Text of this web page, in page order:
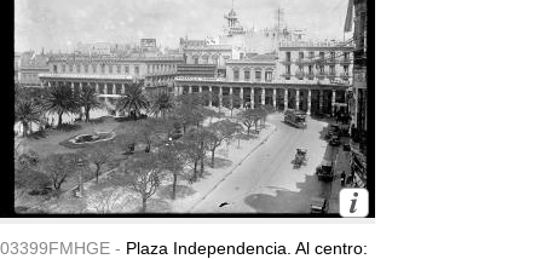
03399FMHGE - Plaza Independencia. Al centro: